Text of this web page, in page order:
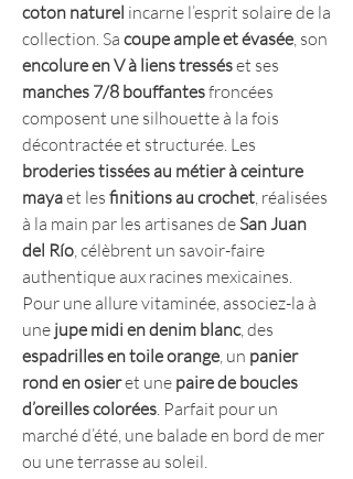
coton naturel incarne l’esprit solaire de la
collection. Sa coupe ample et évasée, son
encolure en V à liens tresséset ses
manches 7/8 bouffantesfroncées
composent une silhouette à la fois
décontractée et structurée. Les
broderies tissées au métier à ceinture
mayaet les finitions au crochet, réalisées
à la main par les artisanes de San Juan
del Río, célèbrent un savoir-faire
authentique aux racines mexicaines.
Pour une allure vitaminée, associez-la à
une jupe midi en denim blanc, des
espadrilles en toile orange, un panier
rond en osieret une paire de boucles
d’oreilles colorées. Parfait pour un
marché d’été, une balade en bord de mer
ou une terrasse au soleil.